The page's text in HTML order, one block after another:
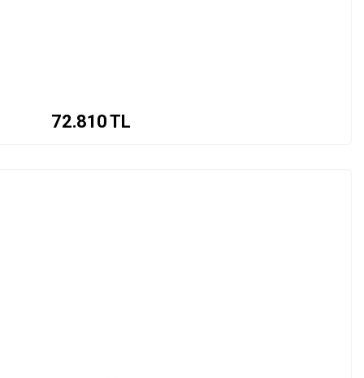
72.810TL